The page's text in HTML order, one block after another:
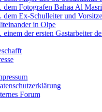
Fotografen Bahaa Al
Ex-Schulleiter und
in Olpe
der ersten Gastarbeiter
Forum